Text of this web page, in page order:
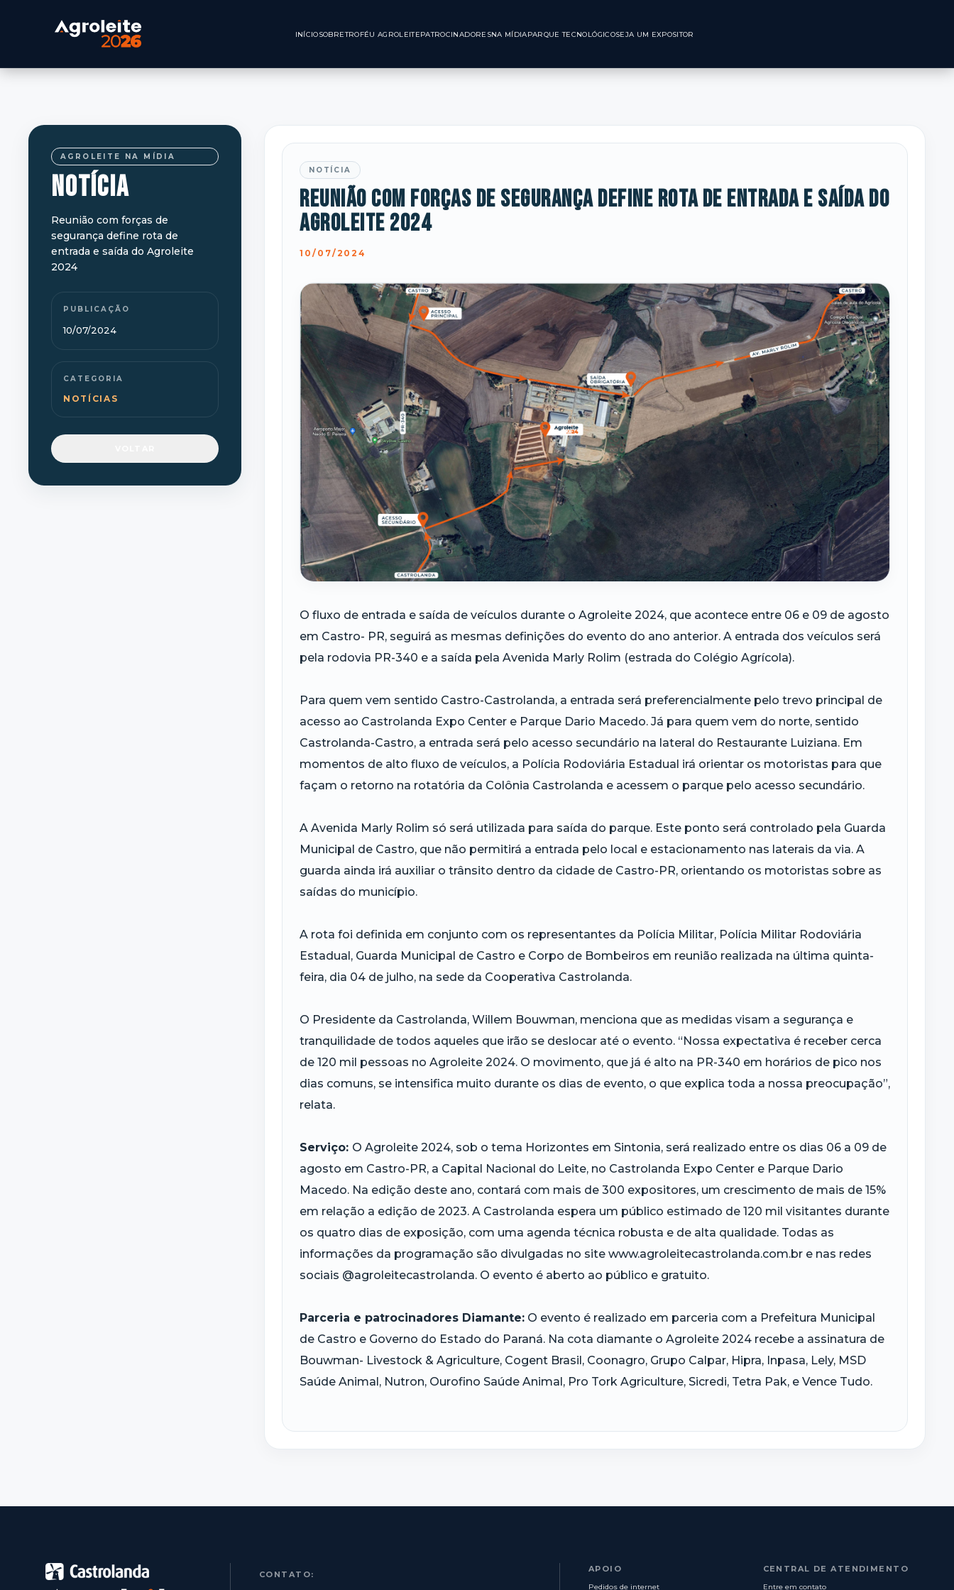
INÍCIOSOBRETROFÉU AGROLEITEPATROCINADORESNA MÍDIAPARQUE TECNOLÓGICOSEJA UM EXPOSITOR
AGROLEITE NA MÍDIA
NOTÍCIA
Reunião com forças de
segurança define rota de
entrada e saída do Agroleite
2024
PUBLICAÇÃO
10/07/2024
CATEGORIA
NOTÍCIAS
NOTÍCIA
Reunião com forças de segurança define rota de entrada e saída do
Agroleite 2024
10/07/2024
O fluxo de entrada e saída de veículos durante o Agroleite 2024, que acontece entre 06 e 09 de agosto
em Castro- PR, seguirá as mesmas definições do evento do ano anterior. A entrada dos veículos será
pela rodovia PR-340 e a saída pela Avenida Marly Rolim (estrada do Colégio Agrícola).
Para quem vem sentido Castro-Castrolanda, a entrada será preferencialmente pelo trevo principal de
acesso ao Castrolanda Expo Center e Parque Dario Macedo. Já para quem vem do norte, sentido
Castrolanda-Castro, a entrada será pelo acesso secundário na lateral do Restaurante Luiziana. Em
momentos de alto fluxo de veículos, a Polícia Rodoviária Estadual irá orientar os motoristas para que
façam o retorno na rotatória da Colônia Castrolanda e acessem o parque pelo acesso secundário.
A Avenida Marly Rolim só será utilizada para saída do parque. Este ponto será controlado pela Guarda
Municipal de Castro, que não permitirá a entrada pelo local e estacionamento nas laterais da via. A
guarda ainda irá auxiliar o trânsito dentro da cidade de Castro-PR, orientando os motoristas sobre as
saídas do município.
A rota foi definida em conjunto com os representantes da Polícia Militar, Polícia Militar Rodoviária
Estadual, Guarda Municipal de Castro e Corpo de Bombeiros em reunião realizada na última quinta-
feira, dia 04 de julho, na sede da Cooperativa Castrolanda.
O Presidente da Castrolanda, Willem Bouwman, menciona que as medidas visam a segurança e
tranquilidade de todos aqueles que irão se deslocar até o evento. “Nossa expectativa é receber cerca
de 120 mil pessoas no Agroleite 2024. O movimento, que já é alto na PR-340 em horários de pico nos
dias comuns, se intensifica muito durante os dias de evento, o que explica toda a nossa preocupação”,
relata.
Serviço: O Agroleite 2024, sob o tema Horizontes em Sintonia, será realizado entre os dias 06 a 09 de
agosto em Castro-PR, a Capital Nacional do Leite, no Castrolanda Expo Center e Parque Dario
Macedo. Na edição deste ano, contará com mais de 300 expositores, um crescimento de mais de 15%
em relação a edição de 2023. A Castrolanda espera um público estimado de 120 mil visitantes durante
os quatro dias de exposição, com uma agenda técnica robusta e de alta qualidade. Todas as
informações da programação são divulgadas no site www.agroleitecastrolanda.com.br e nas redes
sociais @agroleitecastrolanda. O evento é aberto ao público e gratuito.
Parceria e patrocinadores Diamante: O evento é realizado em parceria com a Prefeitura Municipal
de Castro e Governo do Estado do Paraná. Na cota diamante o Agroleite 2024 recebe a assinatura de
Bouwman- Livestock & Agriculture, Cogent Brasil, Coonagro, Grupo Calpar, Hipra, Inpasa, Lely, MSD
Saúde Animal, Nutron, Ourofino Saúde Animal, Pro Tork Agriculture, Sicredi, Tetra Pak, e Vence Tudo.
CONTATO:
APOIO
Pedidos de internet
CENTRAL DE ATENDIMENTO
Entre em contato